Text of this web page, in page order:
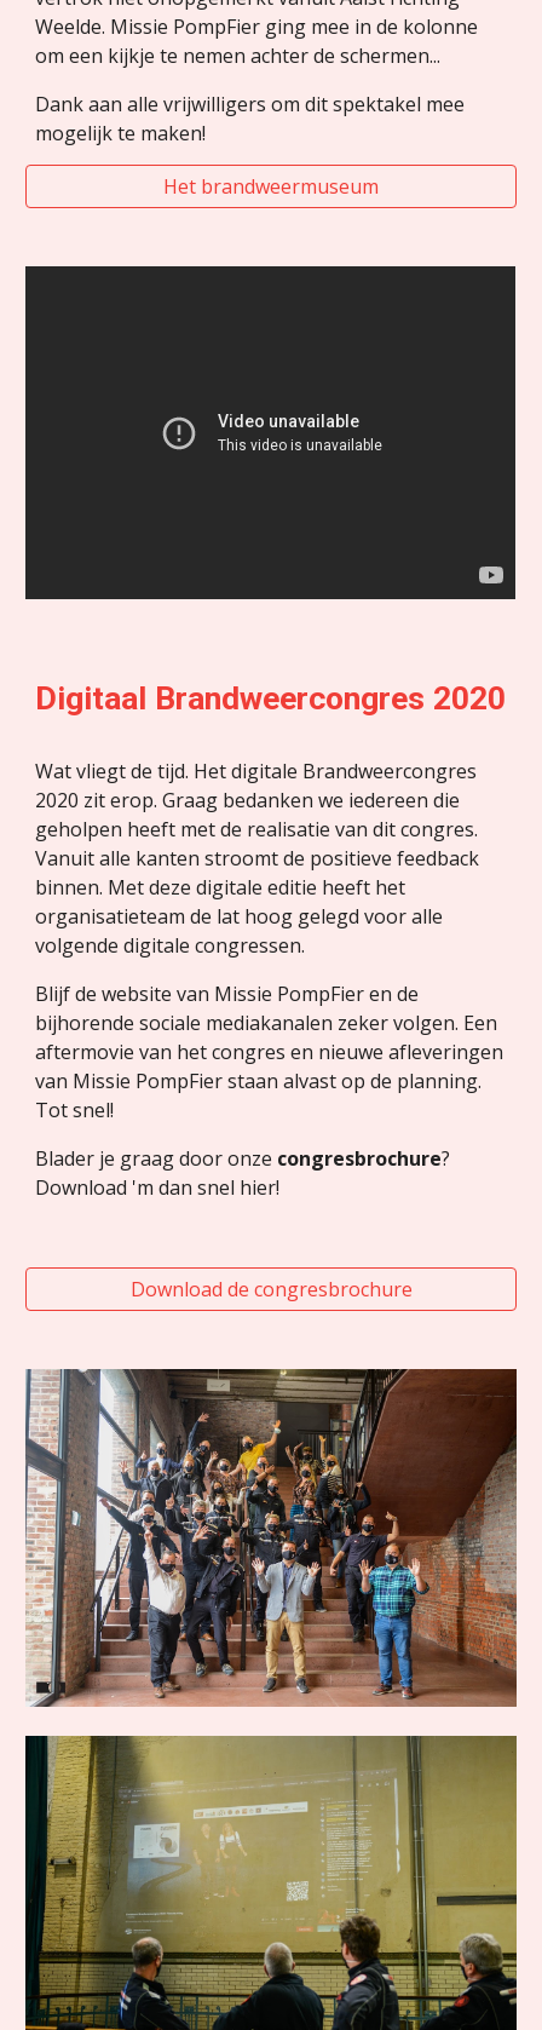
Weelde. Missie PompFier ging mee in de kolonne
om een kijkje te nemen achter de schermen...
Dank aan alle vrijwilligers om dit spektakel mee
mogelijk te maken!
Het brandweermuseum
Digitaal Brandweercongres 2020
Wat vliegt de tijd. Het digitale Brandweercongres
2020 zit erop. Graag bedanken we iedereen die
geholpen heeft met de realisatie van dit congres.
Vanuit alle kanten stroomt de positieve feedback
binnen. Met deze digitale editie heeft het
organisatieteam de lat hoog gelegd voor alle
volgende digitale congressen.
Blijf de website van Missie PompFier en de
bijhorende sociale mediakanalen zeker volgen. Een
aftermovie van het congres en nieuwe afleveringen
van Missie PompFier staan alvast op de planning.
Tot snel!
Blader je graag door onze congresbrochure?
Download 'm dan snel hier!
Download de congresbrochure